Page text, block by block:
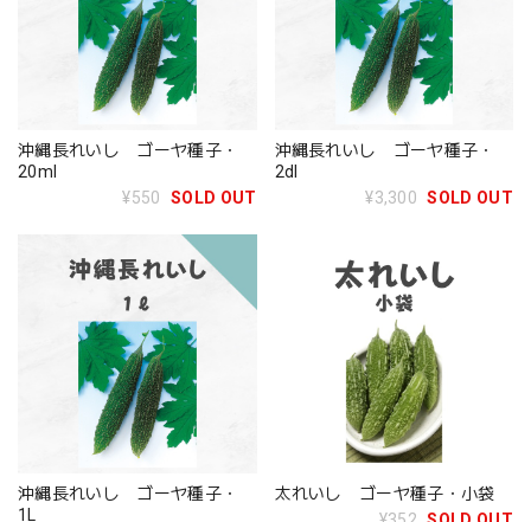
沖縄長れいし ゴーヤ種子・
20ml
¥550
SOLD OUT
沖縄長れいし ゴーヤ種子・
2dl
¥3,300 SOLD OUT
沖縄長れいし ゴーヤ種子・
1L
太れいし ゴーヤ種子・小袋